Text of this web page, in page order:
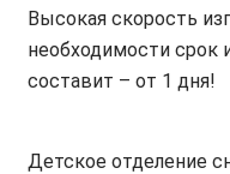
Высокая скорость
необходимости срок
составит – от 1 дня!
Детское отделение